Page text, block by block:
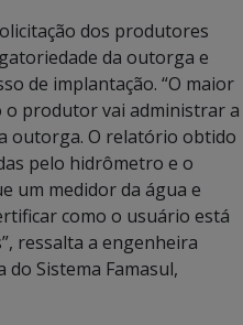
dos produtores
da outorga e
de implantação. “O maior
produtor vai administrar a
outorga. O relatório obtido
pelo hidrômetro e o
um medidor da água e
como o usuário está
ressalta a engenheira
Sistema Famasul,